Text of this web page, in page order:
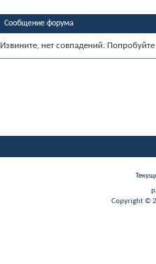
Сообщение форума
Извините, нет совпадений.
Copyright ©